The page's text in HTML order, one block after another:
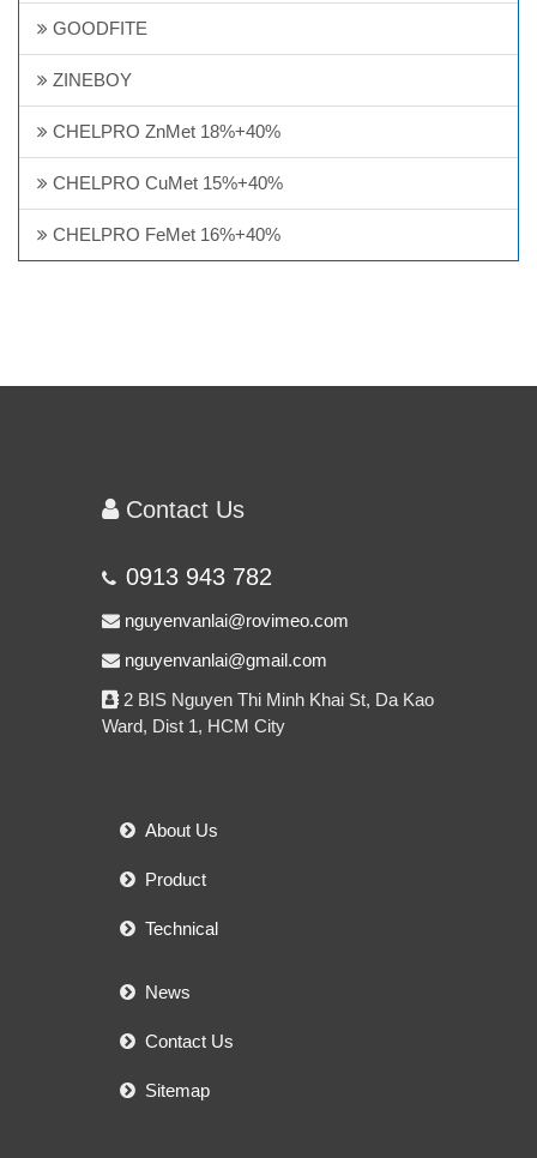
GOODFITE
ZINEBOY
CHELPRO ZnMet 18%+40%
CHELPRO CuMet 15%+40%
CHELPRO FeMet 16%+40%
Contact Us
0913 943 782
nguyenvanlai@rovimeo.com
nguyenvanlai@gmail.com
2 BIS Nguyen Thi Minh Khai St, Da Kao
Ward, Dist 1, HCM City
About Us
Product
Technical
News
Contact Us
Sitemap